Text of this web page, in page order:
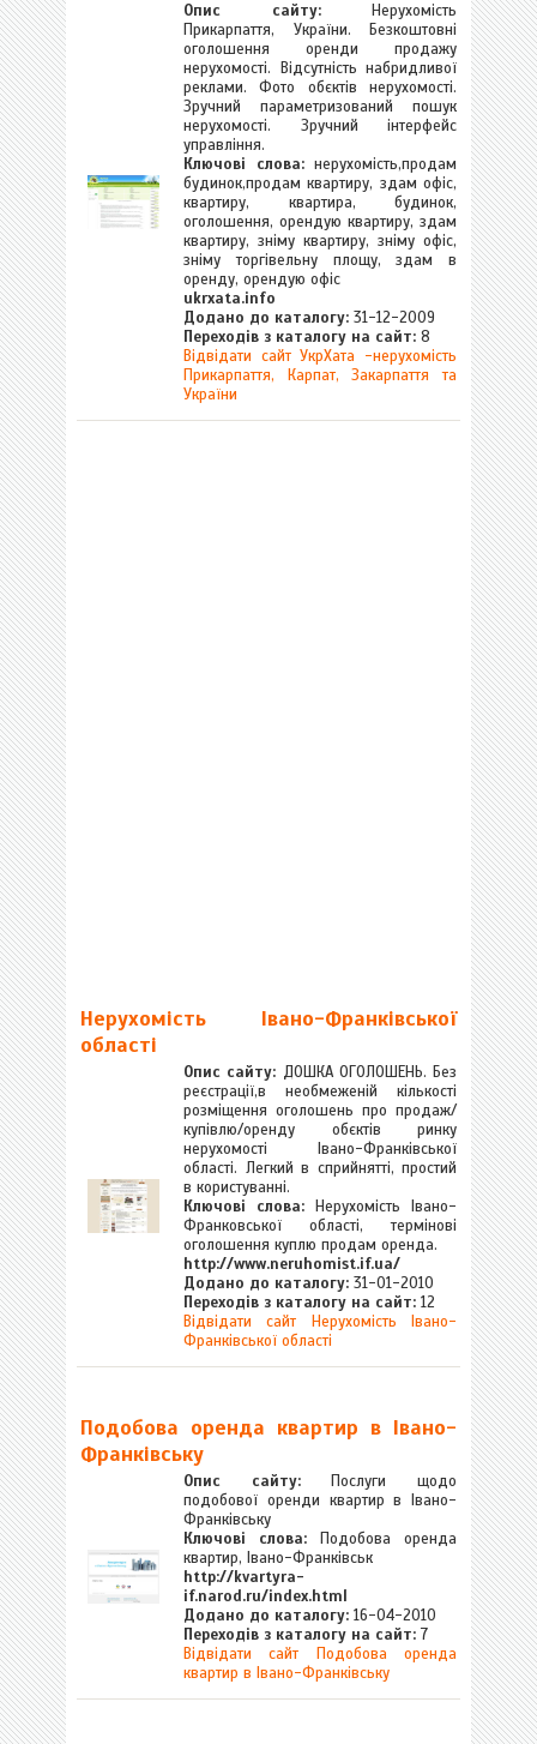
Опис сайту:
Нерухомість
Прикарпаття, України. Безкоштовні
оголошення оренди продажу
нерухомості. Відсутність набридливої
реклами. Фото обєктів нерухомості.
Зручний параметризований пошук
нерухомості. Зручний інтерфейс
управління.
Ключові слова:нерухомість,продам
будинок,продам квартиру, здам офіс,
квартиру, квартира, будинок,
оголошення, орендую квартиру, здам
квартиру, зніму квартиру, зніму офіс,
зніму торгівельну площу, здам в
оренду, орендую офіс
ukrxata.info
Додано до каталогу: 31-12-2009
Переходів з каталогу на сайт: 8
Відвідати сайт УкрХата -нерухомість
Прикарпаття, Карпат, Закарпаття та
України
Нерухомість Івано-Франківської
області
Опис сайту: ДОШКА ОГОЛОШЕНЬ. Без
реєстрації,в необмеженій кількості
розміщення оголошень про продаж/
купівлю/оренду обєктів ринку
нерухомості Івано-Франківської
області. Легкий в сприйнятті, простий
в користуванні.
Ключові слова: Нерухомість Івано-
Франковської області, термінові
оголошення куплю продам оренда.
http://www.neruhomist.if.ua/
Додано до каталогу: 31-01-2010
Переходів з каталогу на сайт: 12
Відвідати сайт Нерухомість Івано-
Франківської області
Подобова оренда квартир в Івано-
Франківську
Опис сайту:
Послуги щодо
подобової оренди квартир в Івано-
Франківську
Ключові слова: Подобова оренда
квартир, Івано-Франківськ
http://kvartyra-
if.narod.ru/index.html
Додано до каталогу: 16-04-2010
Переходів з каталогу на сайт: 7
Відвідати сайт Подобова оренда
квартир в Івано-Франківську